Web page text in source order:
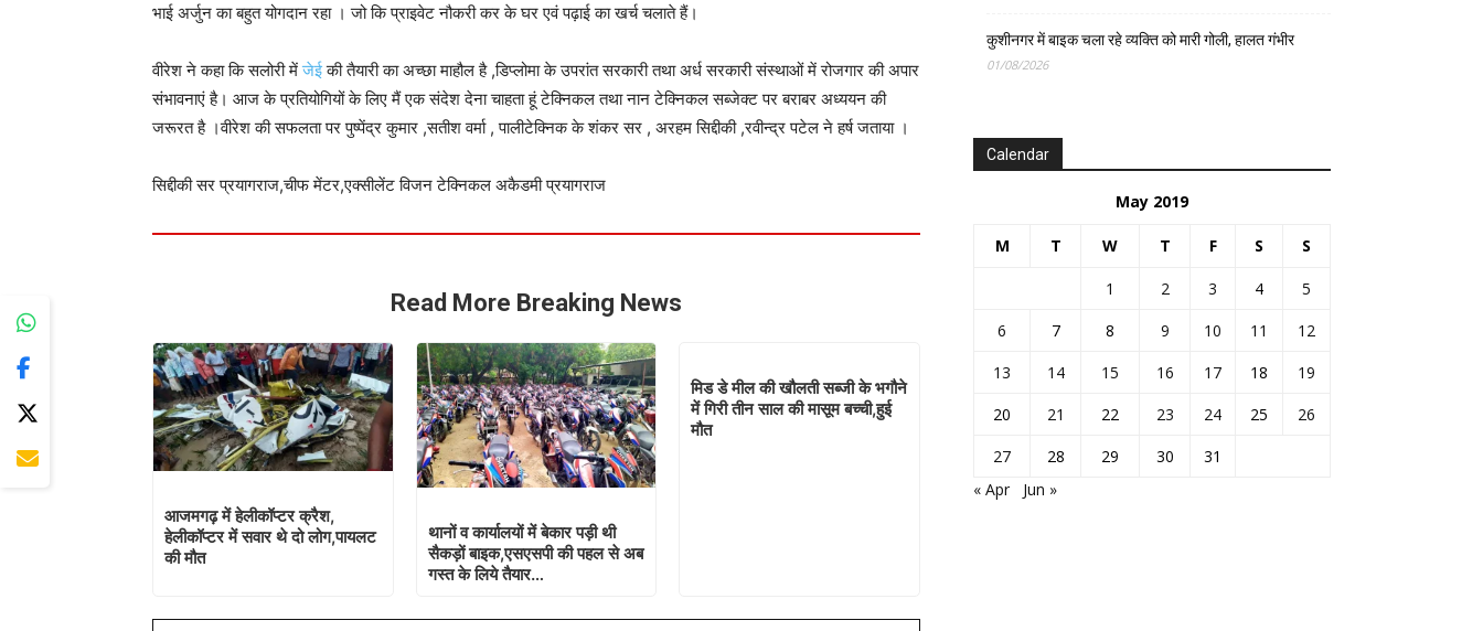
भाई अर्जुन का बहुत योगदान रहा । जो कि प्राइवेट नौकरी कर के घर एवं पढ़ाई का खर्च चलाते हैं।
वीरेश ने कहा कि सलोरी मेंजेईकी तैयारी का अच्छा माहौल है ,डिप्लोमा के उपरांत सरकारी तथा अर्ध सरकारी संस्थाओं में रोजगार की अपार
संभावनाएं है। आज के प्रतियोगियों के लिए मैं एक संदेश देना चाहता हूं टेक्निकल तथा नान टेक्निकल सब्जेक्ट पर बराबर अध्ययन की
जरूरत है ।वीरेश की सफलता पर पुष्पेंद्र कुमार ,सतीश वर्मा , पालीटेक्निक के शंकर सर , अरहम सिद्दीकी ,रवीन्द्र पटेल ने हर्ष जताया ।
सिद्दीकी सर प्रयागराज,चीफ मेंटर,एक्सीलेंट विजन टेक्निकल अकैडमी प्रयागराज
Read More Breaking News
आजमगढ़ में हेलीकॉप्टर क्रैश,
हेलीकॉप्टर में सवार थे दो लोग,पायलट
की मौत
थानों व कार्यालयों में बेकार पड़ी थी
सैकड़ों बाइक,एसएसपी की पहल से अब
गस्त के लिये तैयार…
मिड डे मील की खौलती सब्जी के भगौने
में गिरी तीन साल की मासूम बच्ची,हुई
मौत
कुशीनगर में बाइक चला रहे व्यक्ति को मारी गोली, हालत गंभीर
01/08/2026
Calendar
May 2019
M T W T F S S
1 2 3 4
5
6
7 8 9 10 11
12
13
14 15 16 17 18
19
20
21 22 23 24 25
26
27
28 29 30
31
« Apr
Jun »